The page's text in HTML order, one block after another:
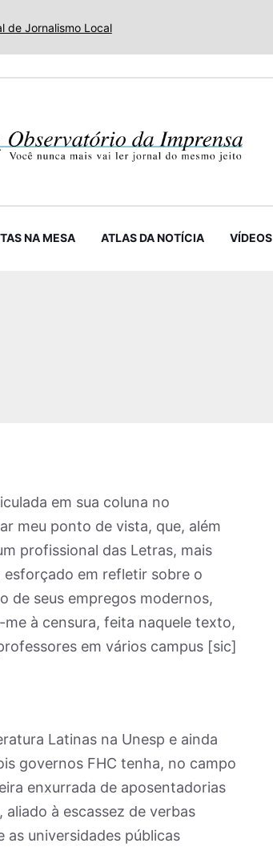
de Jornalismo Local
NA MESA ATLAS DA NOTÍCIA VÍDEOS
em sua coluna no
meu ponto de vista, que, além
profissional das Letras, mais
esforçado em refletir sobre o
de seus empregos modernos,
à censura, feita naquele texto,
em vários campus [sic]
Latinas na Unesp e ainda
governos FHC tenha, no campo
enxurrada de aposentadorias
aliado à escassez de verbas
as universidades públicas